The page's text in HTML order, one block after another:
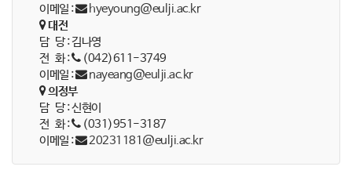
이메일 :
hyeyoung@eulji.ac.kr
대전
담 당 : 김나영
전 화 :
(042)611-3749
이메일 :
nayeang@eulji.ac.kr
의정부
담 당 : 신현이
전 화 :
(031)951-3187
이메일 :
20231181@eulji.ac.kr